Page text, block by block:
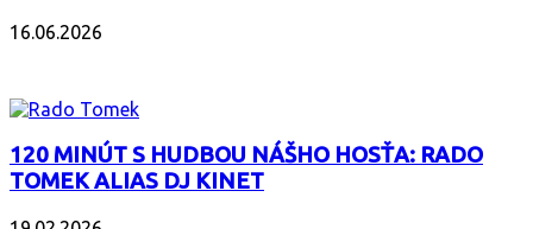
16.06.2026
120 MINÚT S HUDBOU NÁŠHO HOSŤA: RADO
TOMEK ALIAS DJ KINET